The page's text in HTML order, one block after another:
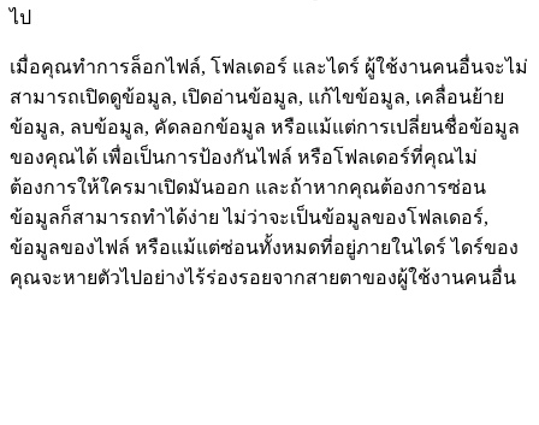
ไป
เมื่อคุณทำการล็อกไฟล์, โฟลเดอร์ และไดร์ ผู้ใช้งานคนอื่นจะไม่
สามารถเปิดดูข้อมูล, เปิดอ่านข้อมูล, แก้ไขข้อมูล, เคลื่อนย้าย
ข้อมูล, ลบข้อมูล, คัดลอกข้อมูล หรือแม้แต่การเปลี่ยนชื่อข้อมูล
ของคุณได้ เพื่อเป็นการป้องกันไฟล์ หรือโฟลเดอร์ที่คุณไม่
ต้องการให้ใครมาเปิดมันออก และถ้าหากคุณต้องการซ่อน
ข้อมูลก็สามารถทำได้ง่าย ไม่ว่าจะเป็นข้อมูลของโฟลเดอร์,
ข้อมูลของไฟล์ หรือแม้แต่ซ่อนทั้งหมดที่อยู่ภายในไดร์ ไดร์ของ
คุณจะหายตัวไปอย่างไร้ร่องรอยจากสายตาของผู้ใช้งานคนอื่น